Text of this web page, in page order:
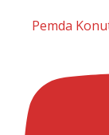
Pemda